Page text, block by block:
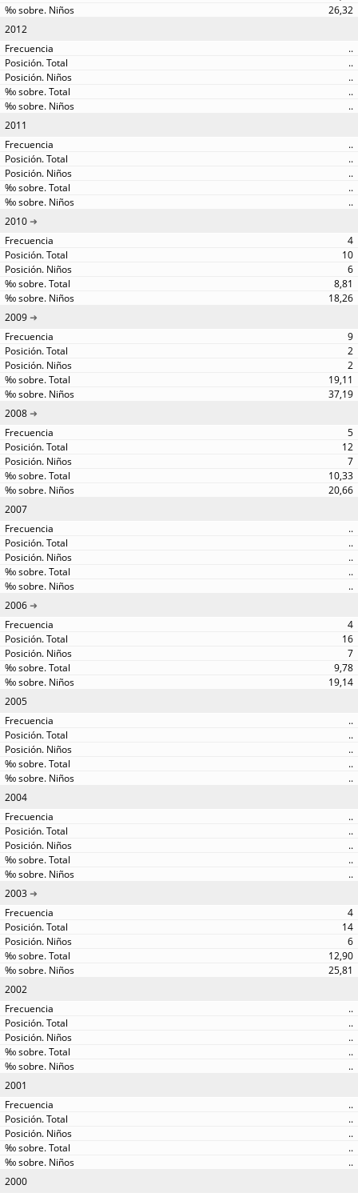
26,32
2012
..
..
..
..
..
2011
..
..
..
..
..
2010
4
10
6
8,81
18,26
2009
9
2
2
19,11
37,19
2008
5
12
7
10,33
20,66
2007
..
..
..
..
..
2006
4
16
7
9,78
19,14
2005
..
..
..
..
..
2004
..
..
..
..
..
2003
4
14
6
12,90
25,81
2002
..
..
..
..
..
2001
..
..
..
..
..
2000